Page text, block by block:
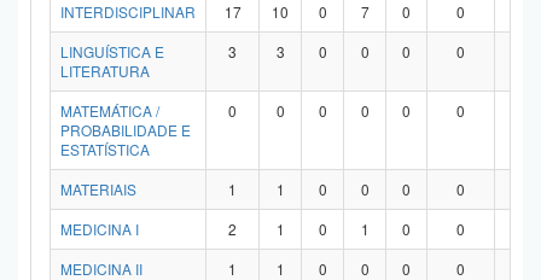
INTERDISCIPLINAR
17 10 0 7 0 0
LINGUÍSTICA E
LITERATURA
3 3 0 0 0 0
MATEMÁTICA /
PROBABILIDADE E
ESTATÍSTICA
0 0 0 0 0 0
MATERIAIS 1 1 0 0 0 0
MEDICINA I
2 1 0 1 0 0
MEDICINA II
1 1 0 0 0 0